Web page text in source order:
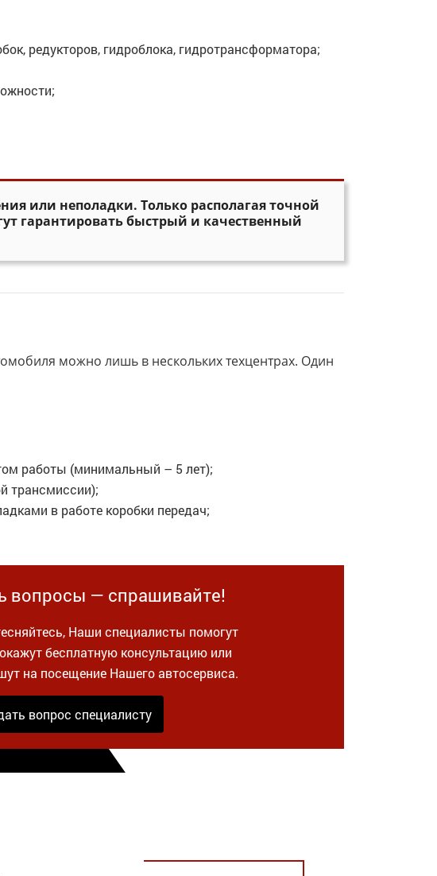
редукторов, гидроблока, гидротрансформатора;
или неполадки. Только располагая точной
гарантировать быстрый и качественный
можно лишь в нескольких техцентрах. Один
работы (минимальный – 5 лет);
трансмиссии);
в работе коробки передач;
вопросы — спрашивайте!
Наши специалисты помогут
бесплатную консультацию или
на посещение Нашего автосервиса.
вопрос специалисту